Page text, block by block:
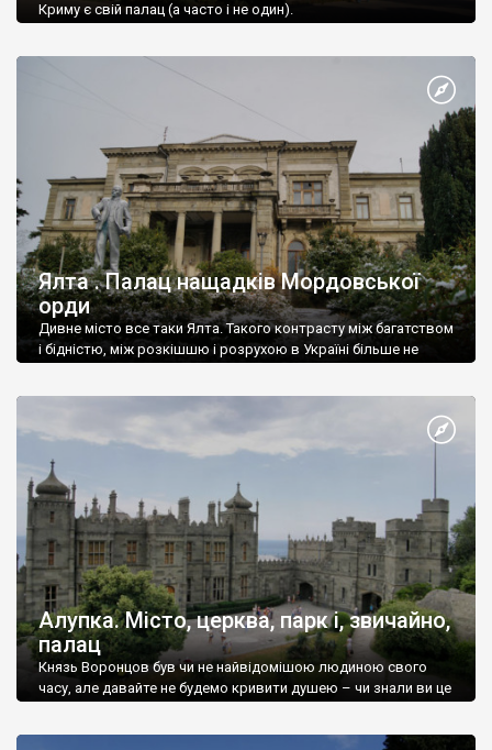
Криму є свій палац (а часто і не один).
Ялта . Палац нащадків Мордовської
орди
Дивне місто все таки Ялта. Такого контрасту між багатством
і бідністю, між розкішшю і розрухою в Україні більше не
Алупка. Місто, церква, парк і, звичайно,
палац
Князь Воронцов був чи не найвідомішою людиною свого
часу, але давайте не будемо кривити душею – чи знали ви це